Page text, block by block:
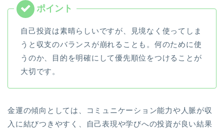
自己投資は素晴らしいですが、見境なく使ってしま
うと収支のバランスが崩れることも。何のために使
うのか、目的を明確にして優先順位をつけることが
大切です。
金運の傾向としては、コミュニケーション能力や人脈が収
入に結びつきやすく、自己表現や学びへの投資が良い結果